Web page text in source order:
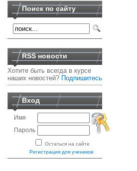
Поиск по сайту
RSS новости
Хотите быть всегда в курсе
наших новостей? Подпишитесь
Вход
Имя
Пароль
Остаться на сайте
Регистрация для учеников